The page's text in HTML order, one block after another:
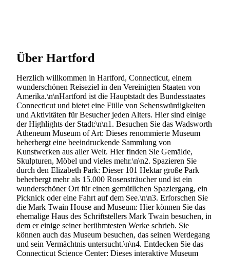
Über Hartford
Herzlich willkommen in Hartford, Connecticut, einem
wunderschönen Reiseziel in den Vereinigten Staaten von
Amerika.\n\nHartford ist die Hauptstadt des Bundesstaates
Connecticut und bietet eine Fülle von Sehenswürdigkeiten
und Aktivitäten für Besucher jeden Alters. Hier sind einige
der Highlights der Stadt:\n\n1. Besuchen Sie das Wadsworth
Atheneum Museum of Art: Dieses renommierte Museum
beherbergt eine beeindruckende Sammlung von
Kunstwerken aus aller Welt. Hier finden Sie Gemälde,
Skulpturen, Möbel und vieles mehr.\n\n2. Spazieren Sie
durch den Elizabeth Park: Dieser 101 Hektar große Park
beherbergt mehr als 15.000 Rosensträucher und ist ein
wunderschöner Ort für einen gemütlichen Spaziergang, ein
Picknick oder eine Fahrt auf dem See.\n\n3. Erforschen Sie
die Mark Twain House and Museum: Hier können Sie das
ehemalige Haus des Schriftstellers Mark Twain besuchen, in
dem er einige seiner berühmtesten Werke schrieb. Sie
können auch das Museum besuchen, das seinen Werdegang
und sein Vermächtnis untersucht.\n\n4. Entdecken Sie das
Connecticut Science Center: Dieses interaktive Museum